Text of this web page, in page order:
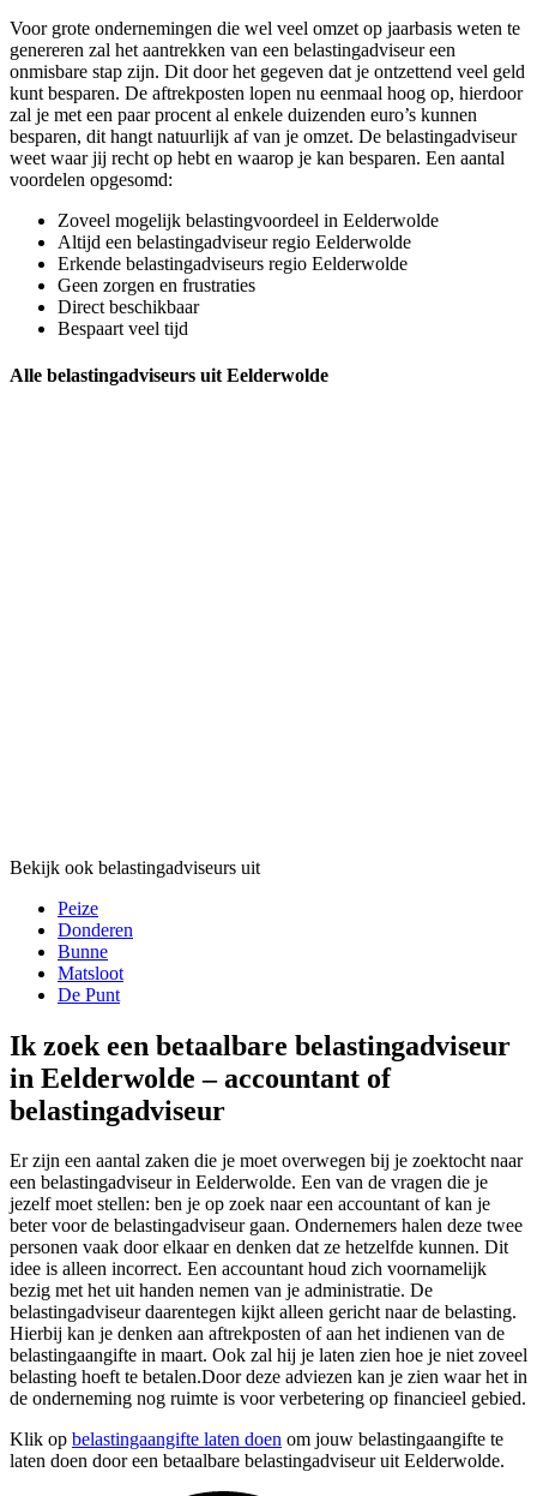
Voor grote ondernemingen die wel veel omzet op jaarbasis weten te
genereren zal het aantrekken van een belastingadviseur een
onmisbare stap zijn. Dit door het gegeven dat je ontzettend veel geld
kunt besparen. De aftrekposten lopen nu eenmaal hoog op, hierdoor
zal je met een paar procent al enkele duizenden euro’s kunnen
besparen, dit hangt natuurlijk af van je omzet. De belastingadviseur
weet waar jij recht op hebt en waarop je kan besparen. Een aantal
voordelen opgesomd:
Zoveel mogelijk belastingvoordeel in Eelderwolde
Altijd een belastingadviseur regio Eelderwolde
Erkende belastingadviseurs regio Eelderwolde
Geen zorgen en frustraties
Direct beschikbaar
Bespaart veel tijd
Alle belastingadviseurs uit Eelderwolde
Bekijk ook belastingadviseurs uit
Peize
Donderen
Bunne
Matsloot
De Punt
Ik zoek een betaalbare belastingadviseur
in Eelderwolde – accountant of
belastingadviseur
Er zijn een aantal zaken die je moet overwegen bij je zoektocht naar
een belastingadviseur in Eelderwolde. Een van de vragen die je
jezelf moet stellen: ben je op zoek naar een accountant of kan je
beter voor de belastingadviseur gaan. Ondernemers halen deze twee
personen vaak door elkaar en denken dat ze hetzelfde kunnen. Dit
idee is alleen incorrect. Een accountant houd zich voornamelijk
bezig met het uit handen nemen van je administratie. De
belastingadviseur daarentegen kijkt alleen gericht naar de belasting.
Hierbij kan je denken aan aftrekposten of aan het indienen van de
belastingaangifte in maart. Ook zal hij je laten zien hoe je niet zoveel
belasting hoeft te betalen.Door deze adviezen kan je zien waar het in
de onderneming nog ruimte is voor verbetering op financieel gebied.
Klik op belastingaangifte laten doen om jouw belastingaangifte te
laten doen door een betaalbare belastingadviseur uit Eelderwolde.